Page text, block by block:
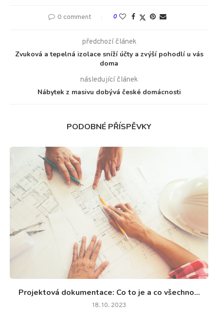
0 comment 0
předchozí článek
Zvuková a tepelná izolace sníží účty a zvýší pohodlí u vás
doma
následující článek
Nábytek z masivu dobývá české domácnosti
PODOBNÉ PŘÍSPĚVKY
Projektová dokumentace: Co to je a co všechno...
18. 10. 2023